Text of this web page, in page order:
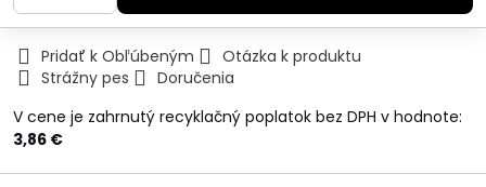
Pridať k Obľúbeným
Otázka k produktu
Strážny pes
Doručenia
V cene je zahrnutý recyklačný poplatok bez DPH v hodnote:
3,86 €